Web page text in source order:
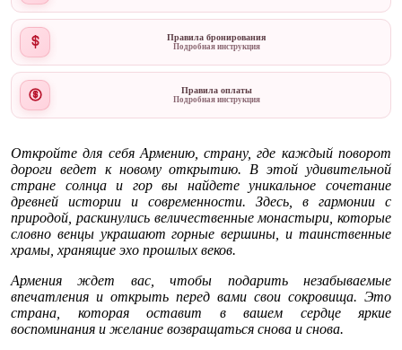
Правила бронирования
Подробная инструкция
Правила оплаты
Подробная инструкция
Откройте для себя Армению, страну, где каждый поворот
дороги ведет к новому открытию. В этой удивительной
стране солнца и гор вы найдете уникальное сочетание
древней истории и современности. Здесь, в гармонии с
природой, раскинулись величественные монастыри, которые
словно венцы украшают горные вершины, и таинственные
храмы, хранящие эхо прошлых веков.
Армения ждет вас, чтобы подарить незабываемые
впечатления и открыть перед вами свои сокровища. Это
страна, которая оставит в вашем сердце яркие
воспоминания и желание возвращаться снова и снова.